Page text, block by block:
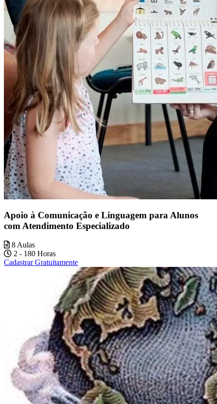
Apoio à Comunicação e Linguagem para Alunos
com Atendimento Especializado
8 Aulas
2 - 180 Horas
Cadastrar Gratuitamente